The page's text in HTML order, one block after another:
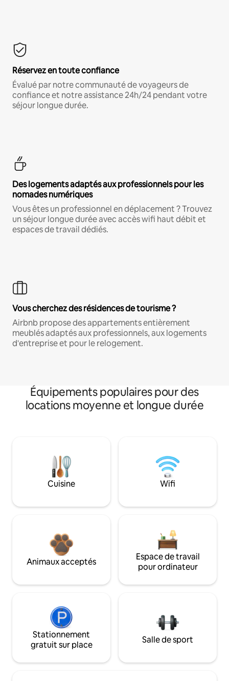
Réservez en toute confiance
Évalué par notre communauté de voyageurs de
confiance et notre assistance 24h/24 pendant votre
séjour longue durée.
Des logements adaptés aux professionnels pour les
nomades numériques
Vous êtes un professionnel en déplacement ? Trouvez
un séjour longue durée avec accès wifi haut débit et
espaces de travail dédiés.
Vous cherchez des résidences de tourisme ?
Airbnb propose des appartements entièrement
meublés adaptés aux professionnels, aux logements
d'entreprise et pour le relogement.
Équipements populaires pour des
locations moyenne et longue durée
Cuisine Wifi
Animaux acceptés
Espace de travail
pour ordinateur
Stationnement
gratuit sur place
Salle de sport